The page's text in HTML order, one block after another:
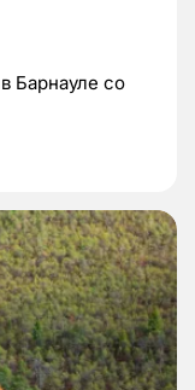
Барнауле со